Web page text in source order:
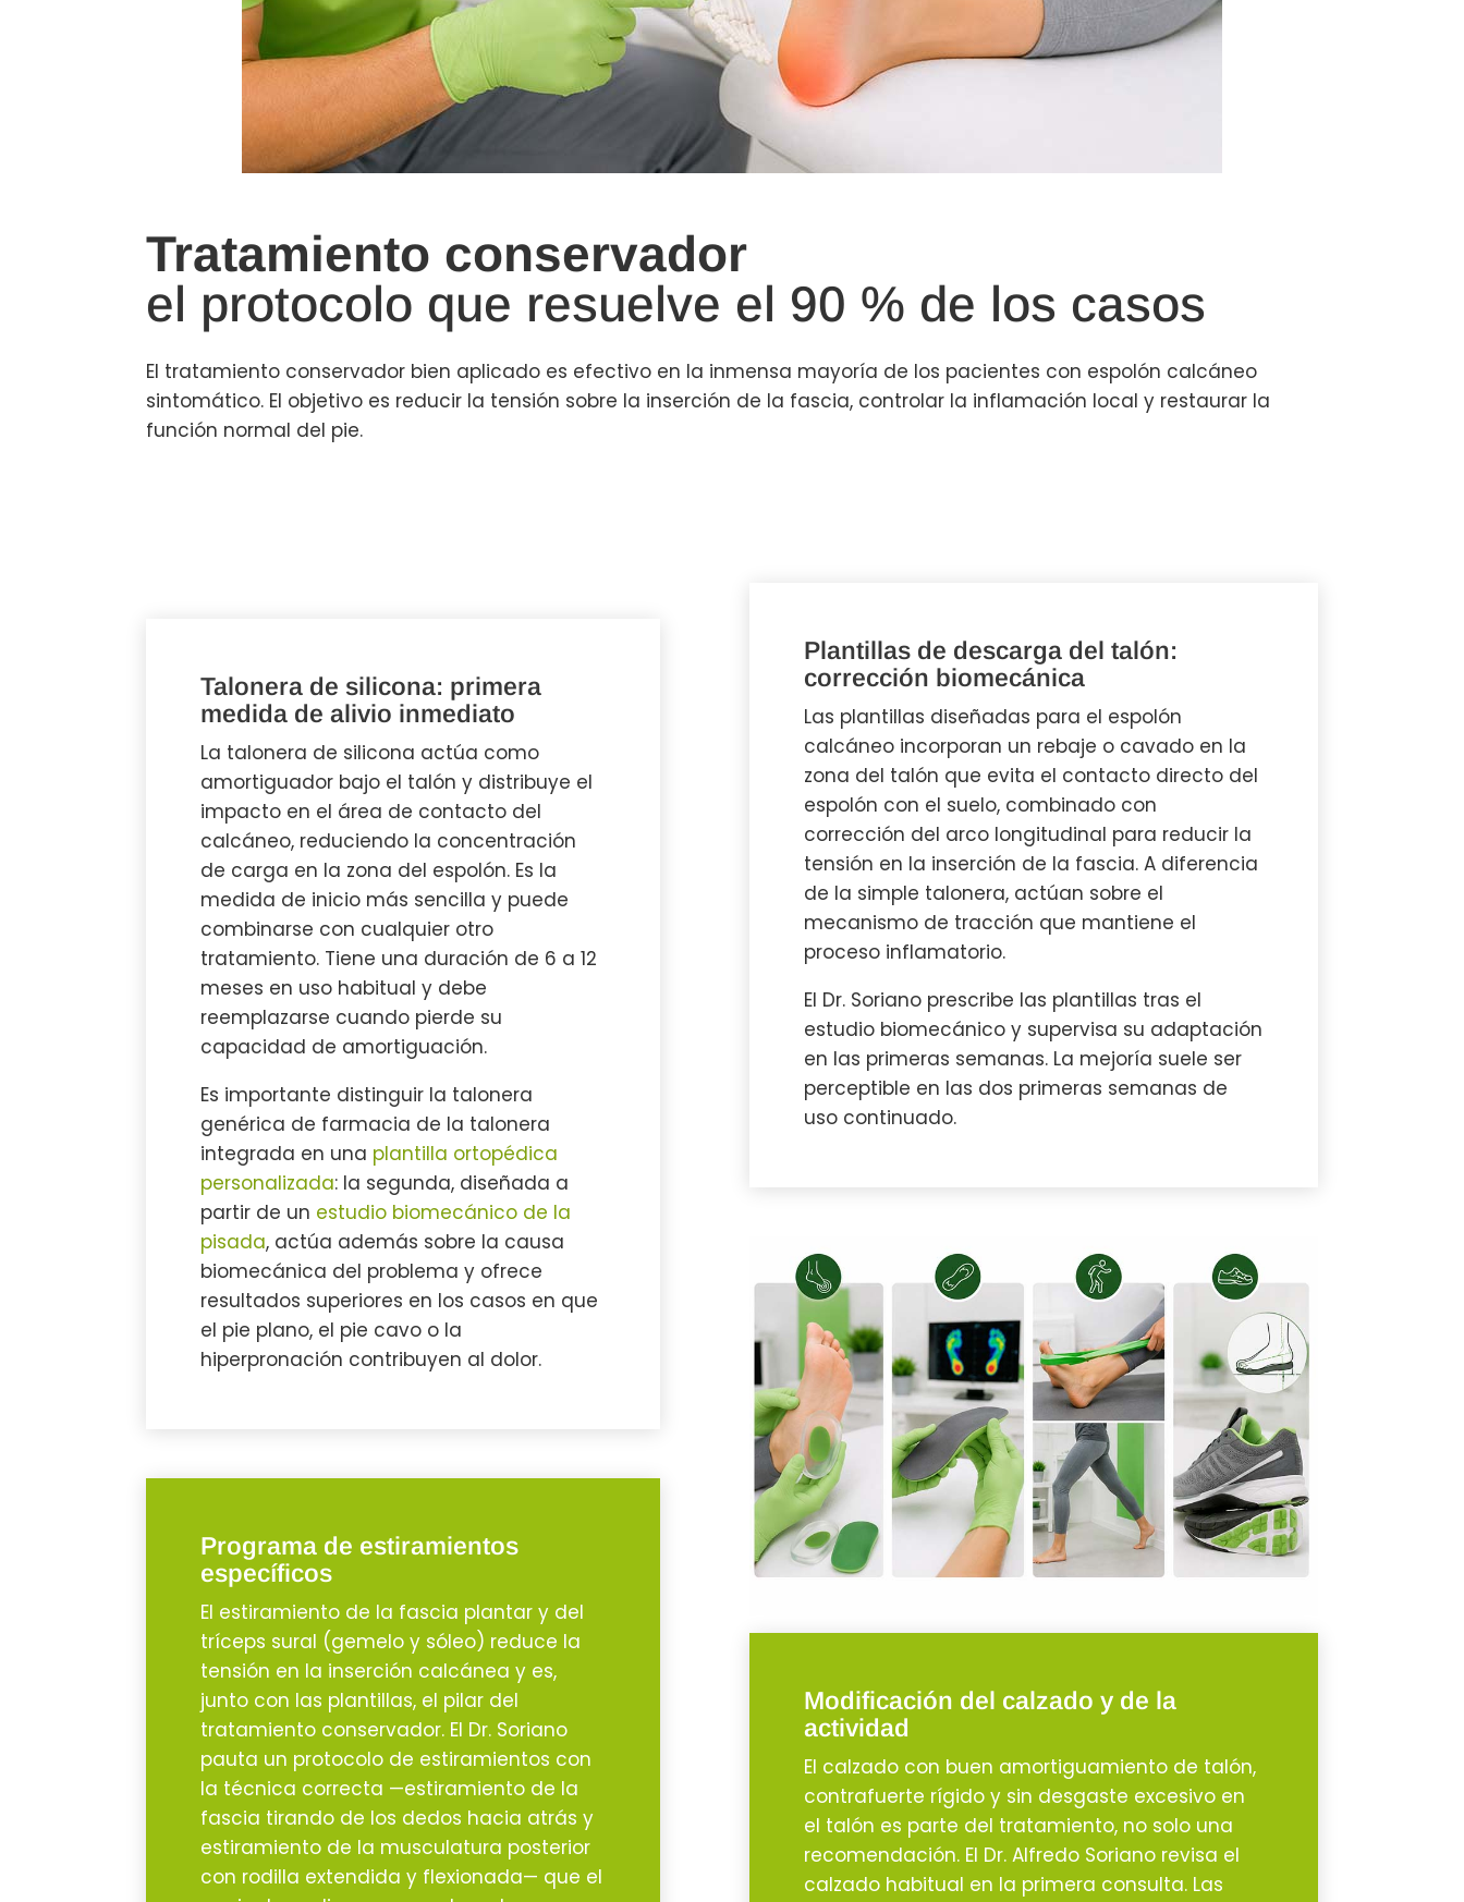
Tratamiento conservador
el protocolo que resuelve el 90 % de los casos
El tratamiento conservador bien aplicado es efectivo en la inmensa mayoría de los pacientes con espolón calcáneo
sintomático. El objetivo es reducir la tensión sobre la inserción de la fascia, controlar la inflamación local y restaurar la
función normal del pie.
Talonera de silicona: primera
medida de alivio inmediato
La talonera de silicona actúa como
amortiguador bajo el talón y distribuye el
impacto en el área de contacto del
calcáneo, reduciendo la concentración
de carga en la zona del espolón. Es la
medida de inicio más sencilla y puede
combinarse con cualquier otro
tratamiento. Tiene una duración de 6 a 12
meses en uso habitual y debe
reemplazarse cuando pierde su
capacidad de amortiguación.
Es importante distinguir la talonera
genérica de farmacia de la talonera
integrada en una plantilla ortopédica
personalizada: la segunda, diseñada a
partir de un estudio biomecánico de la
pisada, actúa además sobre la causa
biomecánica del problema y ofrece
resultados superiores en los casos en que
el pie plano, el pie cavo o la
hiperpronación contribuyen al dolor.
Programa de estiramientos
específicos
El estiramiento de la fascia plantar y del
tríceps sural (gemelo y sóleo) reduce la
tensión en la inserción calcánea y es,
junto con las plantillas, el pilar del
tratamiento conservador. El Dr. Soriano
pauta un protocolo de estiramientos con
la técnica correcta —estiramiento de la
fascia tirando de los dedos hacia atrás y
estiramiento de la musculatura posterior
con rodilla extendida y flexionada— que el
Plantillas de descarga del talón:
corrección biomecánica
Las plantillas diseñadas para el espolón
calcáneo incorporan un rebaje o cavado en la
zona del talón que evita el contacto directo del
espolón con el suelo, combinado con
corrección del arco longitudinal para reducir la
tensión en la inserción de la fascia. A diferencia
de la simple talonera, actúan sobre el
mecanismo de tracción que mantiene el
proceso inflamatorio.
El Dr. Soriano prescribe las plantillas tras el
estudio biomecánico y supervisa su adaptación
en las primeras semanas. La mejoría suele ser
perceptible en las dos primeras semanas de
uso continuado.
Modificación del calzado y de la
actividad
El calzado con buen amortiguamiento de talón,
contrafuerte rígido y sin desgaste excesivo en
el talón es parte del tratamiento, no solo una
recomendación. El Dr. Alfredo Soriano revisa el
calzado habitual en la primera consulta. Las